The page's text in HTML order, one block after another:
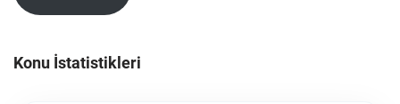
Konu İstatistikleri